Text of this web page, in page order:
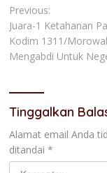
Navigasi
pos
Previous:
Juara-1 Ketahanan
Kodim 1311/
Mengabdi Untuk
Tinggalkan
Alamat email Anda
ditandai *